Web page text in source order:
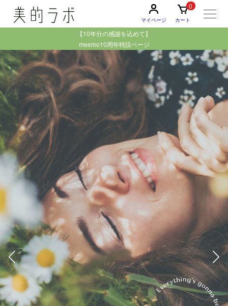
マイページ カート
0
【10年分の感謝を込めて】
meemo10周年特設ページ